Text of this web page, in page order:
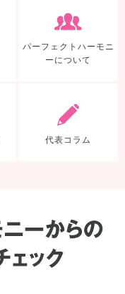
パーフェクトハーモニ
ーについて
代表コラム